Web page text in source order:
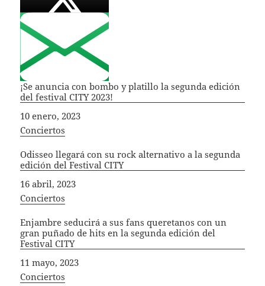
¡Se anuncia con bombo y platillo la segunda edición
del festival CITY 2023!
Fecha
10 enero, 2023
In relation to
Conciertos
Odisseo llegará con su rock alternativo a la segunda
edición del Festival CITY
Fecha
16 abril, 2023
In relation to
Conciertos
Enjambre seducirá a sus fans queretanos con un
gran puñado de hits en la segunda edición del
Festival CITY
Fecha
11 mayo, 2023
In relation to
Conciertos